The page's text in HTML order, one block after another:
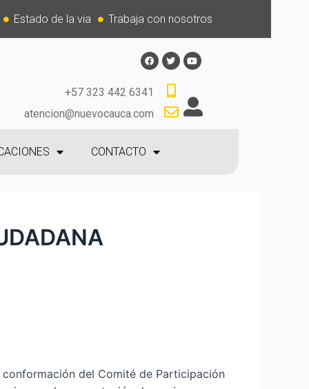
Estado de la via Trabaja con nosotros
+57 323 442 6341
atencion@nuevocauca.com
CONTACTO
del Comité de Participación